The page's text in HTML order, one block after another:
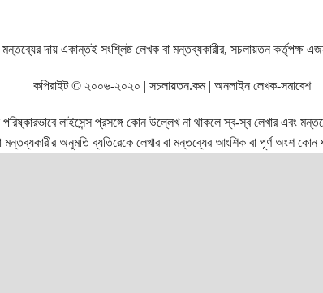
দায় একান্তই সংশ্লিষ্ট লেখক বা মন্তব্যকারীর, সচলায়তন কর্তৃপক্ষ
কপিরাইট © ২০০৬-২০২০ | সচলায়তন.কম | অনলাইন লেখক-সমাবেশ
লাইসেন্স প্রসঙ্গে কোন উল্লেখ না থাকলে স্ব-স্ব লেখার এবং
অনুমতি ব্যতিরেকে লেখার বা মন্তব্যের আংশিক বা পূর্ণ অংশ কোন